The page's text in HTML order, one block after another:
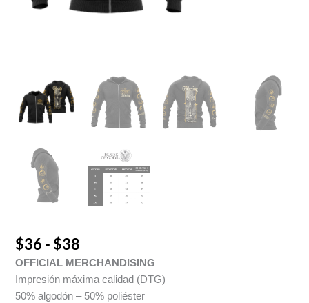
$36 - $38
OFFICIAL MERCHANDISING
Impresión máxima calidad (DTG)
50% algodón – 50% poliéster